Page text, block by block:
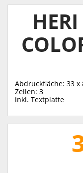
Abdruckfläche: 33 x
Zeilen: 3
inkl. Textplatte